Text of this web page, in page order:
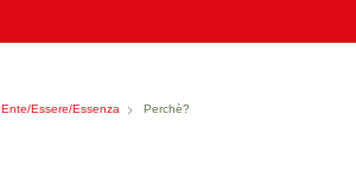
Ente/Essere/Essenza Perchè?